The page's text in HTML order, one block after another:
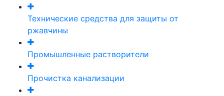
Технические средства для защиты от
ржавчины
Промышленные растворители
Прочистка канализации